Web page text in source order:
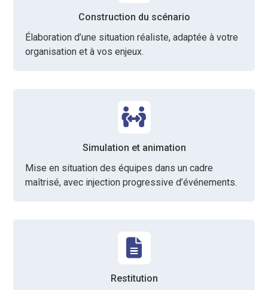
Construction du scénario
Élaboration d’une situation réaliste, adaptée à votre
organisation et à vos enjeux.
Simulation et animation
Mise en situation des équipes dans un cadre
maîtrisé, avec injection progressive d’événements.
Restitution